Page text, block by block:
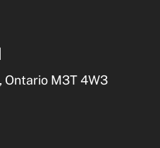
Ontario M3T 4W3